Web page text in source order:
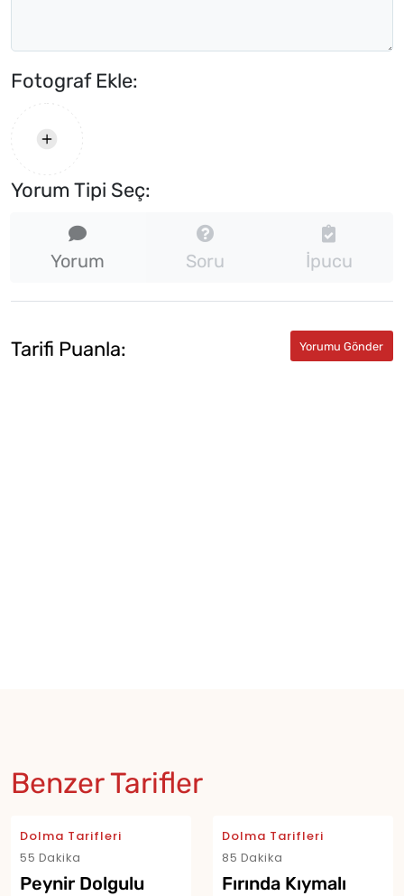
Fotograf Ekle:
Yorum Tipi Seç:
Yorum Soru İpucu
Tarifi Puanla:
Benzer Tarifler
Dolma Tarifleri
55 Dakika
Peynir Dolgulu
Dolma Tarifleri
85 Dakika
Fırında Kıymalı